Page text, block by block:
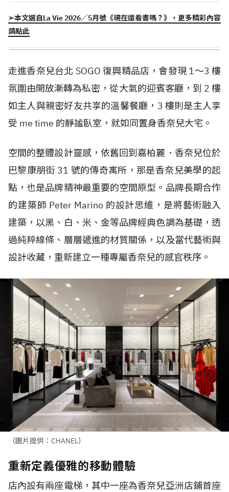
➣本文選自La Vie 2026／5月號《現在還看書嗎？》，更多精彩內容
請點此
走進香奈兒台北 SOGO 復興精品店，會發現 1～3 樓
氛圍由開放漸轉為私密，從大氣的迎賓客廳，到 2 樓
如主人與親密好友共享的溫馨餐廳，3 樓則是主人享
受 me time 的靜謐臥室，就如同置身香奈兒大宅。
空間的整體設計靈感，依舊回到嘉柏麗．香奈兒位於
巴黎康朋街 31 號的傳奇寓所，那是香奈兒美學的起
點，也是品牌精神最重要的空間原型。品牌長期合作
的建築師 Peter Marino 的設計思維，是將藝術融入
建築，以黑、白、米、金等品牌經典色調為基礎，透
過純粹線條、層層遞進的材質關係，以及當代藝術與
設計收藏，重新建立一種專屬香奈兒的感官秩序。
（圖片提供：CHANEL）
重新定義優雅的移動體驗
店內設有兩座電梯，其中一座為香奈兒亞洲店鋪首座